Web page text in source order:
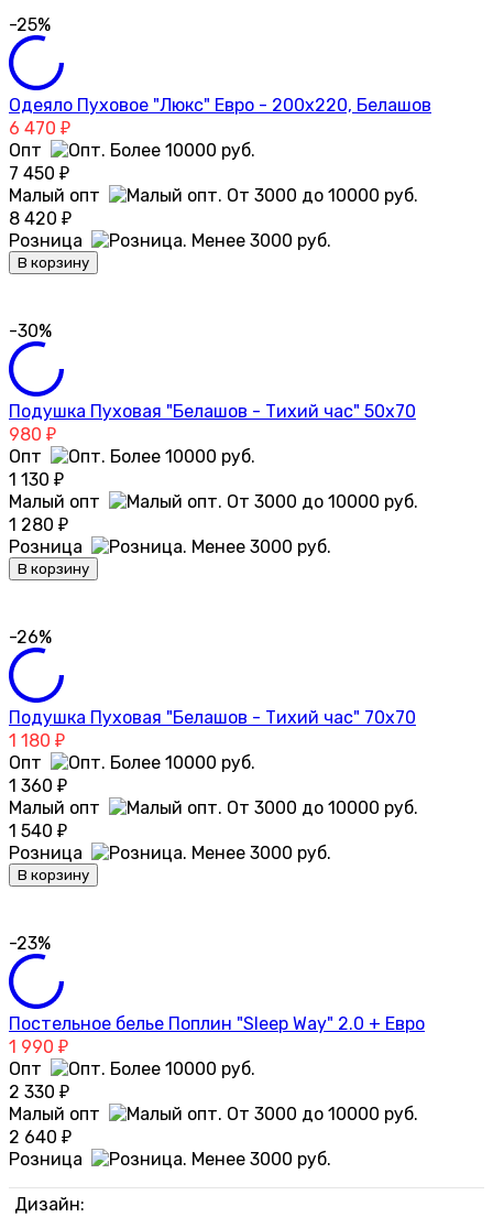
-25%
Одеяло Пуховое "Люкс" Евро - 200х220, Белашов
6 470 ₽
Опт
7 450 ₽
Малый опт
8 420 ₽
Розница
В корзину
-30%
Подушка Пуховая "Белашов - Тихий час" 50х70
980 ₽
Опт
1 130 ₽
Малый опт
1 280 ₽
Розница
В корзину
-26%
Подушка Пуховая "Белашов - Тихий час" 70х70
1 180 ₽
Опт
1 360 ₽
Малый опт
1 540 ₽
Розница
В корзину
-23%
Постельное белье Поплин "Sleep Way" 2.0 + Евро
1 990 ₽
Опт
2 330 ₽
Малый опт
2 640 ₽
Розница
Дизайн: